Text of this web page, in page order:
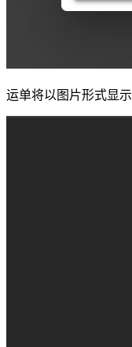
运单将以图片形式显示